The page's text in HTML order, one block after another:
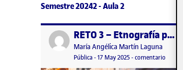
Semestre 20242 - Aula 2
Publicado por RETO 3 – Etnografía para el Diseño
Publicado por
María Angélica Martín Laguna
Visibilidad:
Pública-Fecha de publicación
17 May 202518 mayo, 2025 1:29
-comentario en